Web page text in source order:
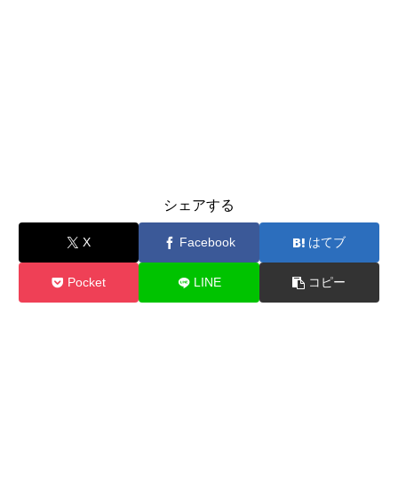
シェアする
X Facebook はてブ
Pocket LINE コピー